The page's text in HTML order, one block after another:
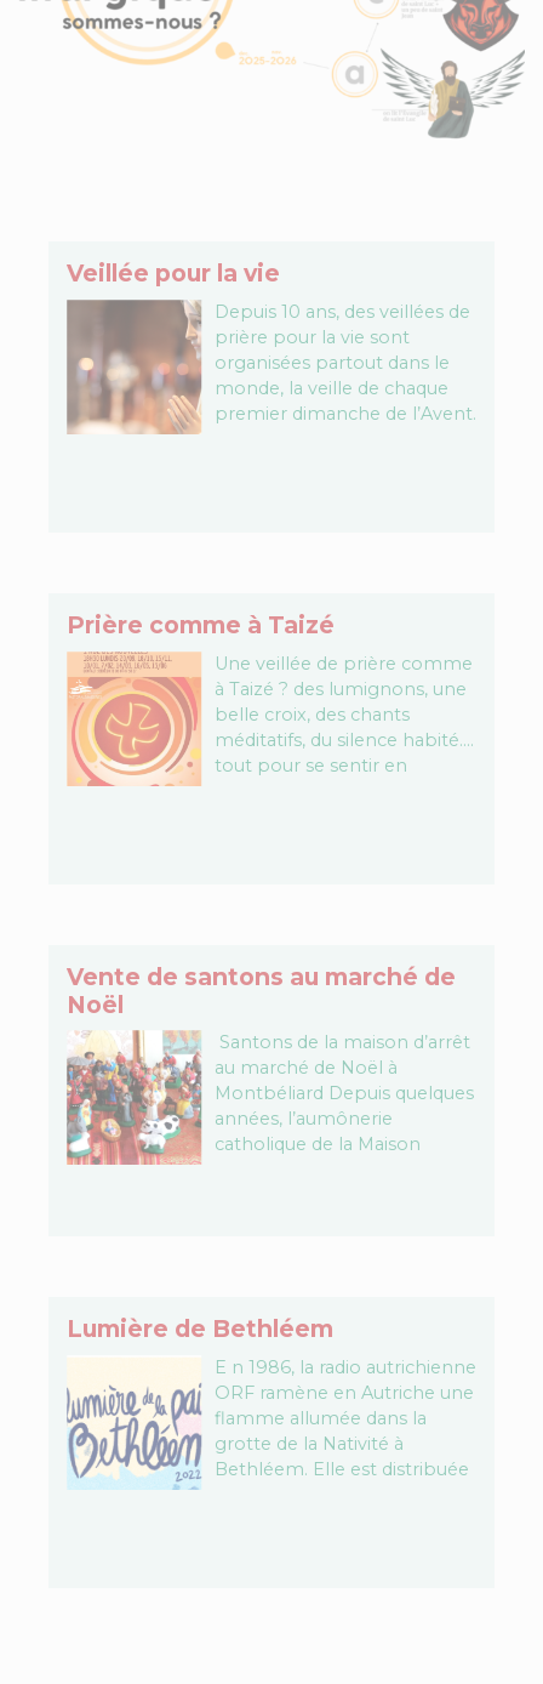
Veillée pour la vie
Depuis 10 ans, des veillées de
prière pour la vie sont
organisées partout dans le
monde, la veille de chaque
premier dimanche de l’Avent.
Prière comme à Taizé
Une veillée de prière comme
à Taizé ? des lumignons, une
belle croix, des chants
méditatifs, du silence habité....
tout pour se sentir en
Vente de santons au marché de
Noël
Santons de la maison d’arrêt
au marché de Noël à
Montbéliard Depuis quelques
années, l’aumônerie
catholique de la Maison
Lumière de Bethléem
E n 1986, la radio autrichienne
ORF ramène en Autriche une
flamme allumée dans la
grotte de la Nativité à
Bethléem. Elle est distribuée